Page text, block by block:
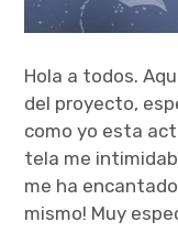
Hola a todos.
del proyecto,
como yo esta
tela me
me ha
mismo! Muy